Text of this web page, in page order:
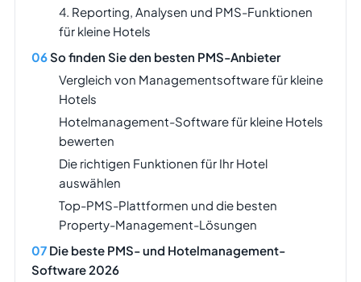
4. Reporting, Analysen und PMS-Funktionen
für kleine Hotels
So finden Sie den besten PMS-Anbieter
Vergleich von Managementsoftware für kleine
Hotels
Hotelmanagement-Software für kleine Hotels
bewerten
Die richtigen Funktionen für Ihr Hotel
auswählen
Top-PMS-Plattformen und die besten
Property-Management-Lösungen
Die beste PMS- und Hotelmanagement-
Software 2026